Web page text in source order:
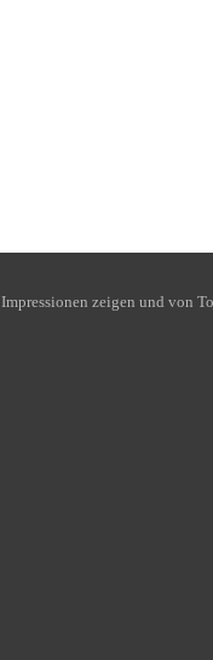
zeigen und von